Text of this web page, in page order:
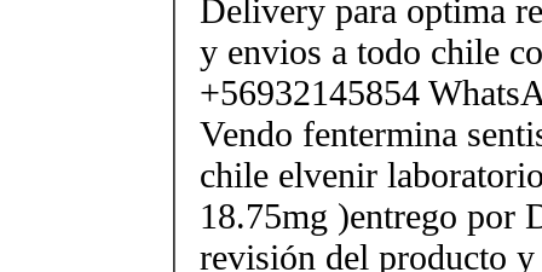
Delivery para optima
y envios a todo chile
+56932145854
Vendo fentermina
chile elvenir
18.75mg )entrego por
revisión del producto